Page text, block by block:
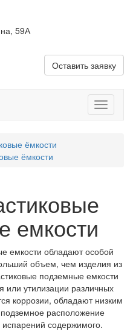
59А
Оставить заявку
меню
ёмкости
ёмкости
емкости
емкости обладают особой
объем, чем изделия из
подземные емкости
или утилизации различных
коррозии, обладают низким
расположение
содержимого.